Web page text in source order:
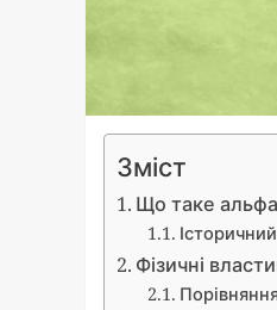
Зміст
Що таке
Фізичні